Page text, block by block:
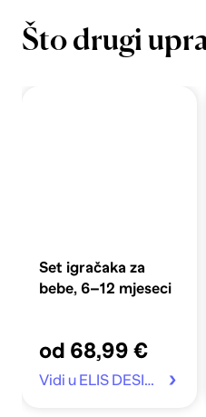
Što drugi
Set igračaka za
bebe, 6–12 mjeseci
od 68,99 €
Vidi u ELIS DESIGN Hr